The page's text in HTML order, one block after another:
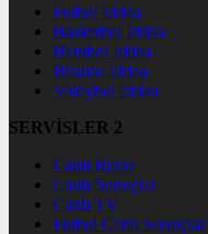
Futbol İddaa
Basketbol İddaa
Hentbol İddaa
Bilardo İddaa
Voleybol İddaa
SERVİSLER 2
Canlı Borsa
Canlı Sonuçlar
Canlı TV
Futbol Canlı Sonuçlar